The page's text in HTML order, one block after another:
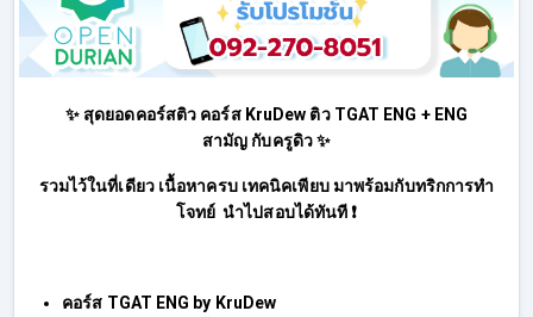
✨ สุดยอดคอร์สติว คอร์ส KruDew ติว TGAT ENG + ENG
สามัญ กับครูดิว ✨
รวมไว้ในที่เดียว เนื้อหาครบ เทคนิคเพียบ มาพร้อมกับทริกการทำ
โจทย์ นำไปสอบได้ทันที ❗
คอร์ส TGAT ENG by KruDew